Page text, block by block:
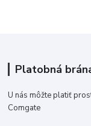
Platobná
U nás môžte platiť
Comgate